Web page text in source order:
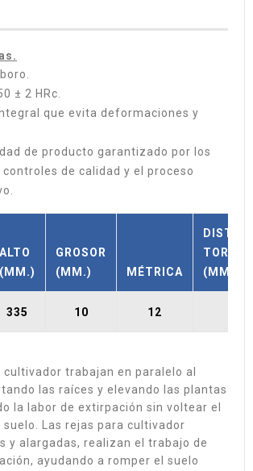
± 2 HRc.
que evita deformaciones y
de producto garantizado por los
de calidad y el proceso
ALTO
(MM.)
GROSOR
(MM.)
MÉTRICA
(MM.)
335 10 12
cultivador trabajan en paralelo al
las raíces y elevando las plantas
la labor de extirpación sin voltear el
Las rejas para cultivador
y alargadas, realizan el trabajo de
ayudando a romper el suelo